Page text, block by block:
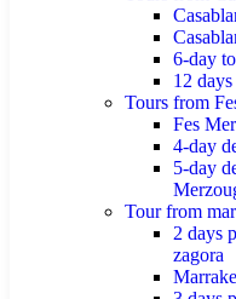
6-day
12
Tours from
Fes
4-day
5-day
Tour from
2 days
zagora